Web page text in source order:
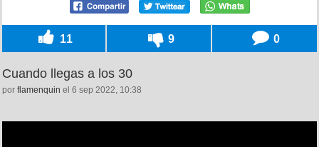
11 9 0
Cuando llegas a los 30
por flamenquin el 6 sep 2022, 10:38